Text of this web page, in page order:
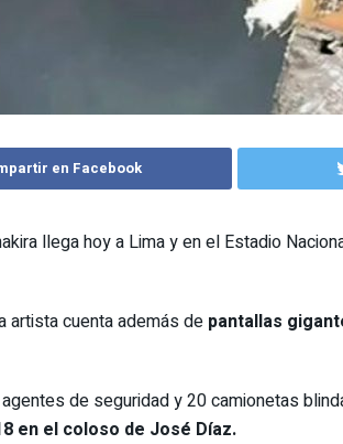
en Facebook
llega hoy a Lima y en el Estadio
artista cuenta además de pantallas
de seguridad y 20 camionetas
en el coloso de José Díaz.